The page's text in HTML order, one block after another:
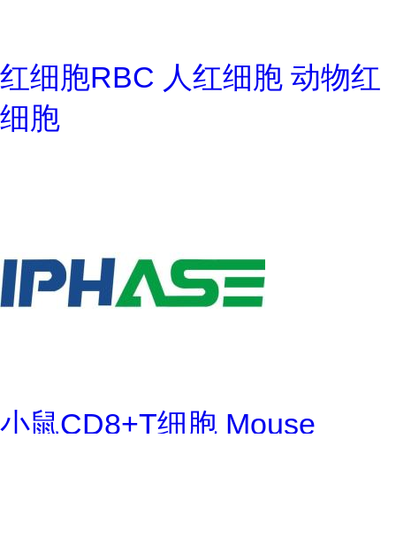
红细胞RBC 人红细胞 动物红
细胞
小鼠CD8+T细胞 Mouse